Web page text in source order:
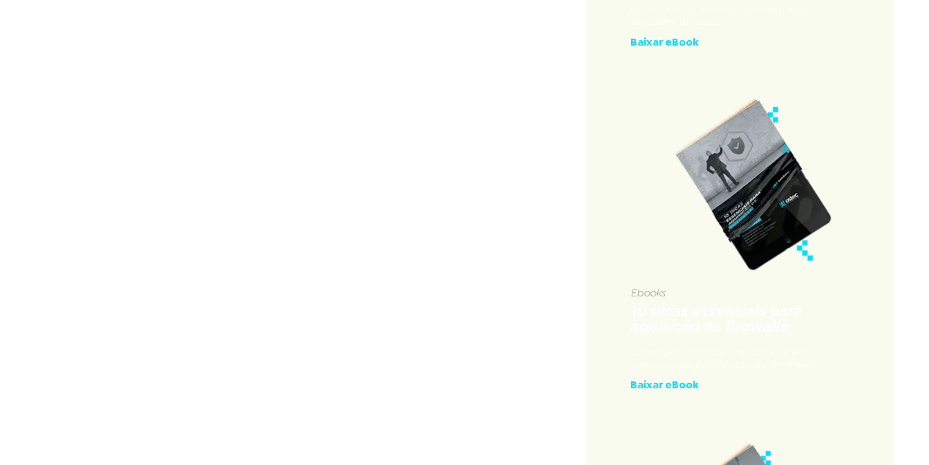
Baixar eBook
Ebooks
Baixar eBook